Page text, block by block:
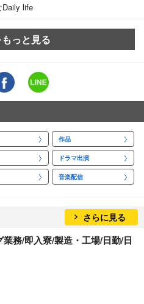
Daily life
っと見る
作品
ドラマ出演
音楽配信
さらに見る
業務/即入寮/製造・工場/日勤/日